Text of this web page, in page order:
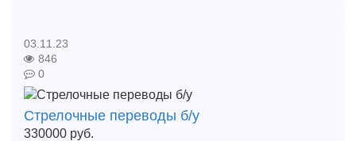
03.11.23
846
0
Стрелочные переводы б/у
330000 руб.